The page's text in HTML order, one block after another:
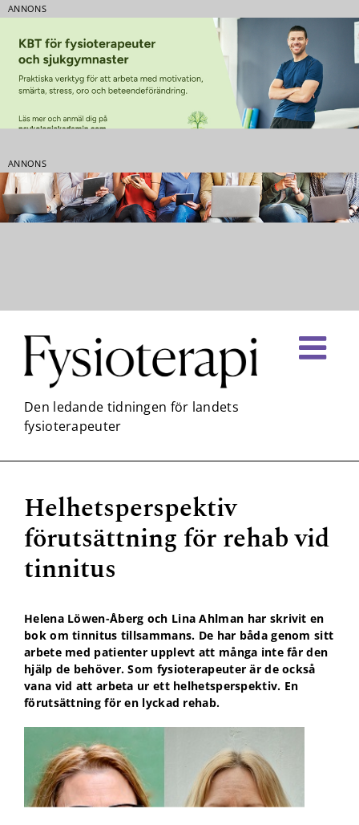
ANNONS
ANNONS
innehållet
Helhetsperspektiv
förutsättning för rehab vid
tinnitus
Helena Löwen-Åberg och Lina Ahlman har skrivit en
bok om tinnitus tillsammans. De har båda genom sitt
arbete med patienter upplevt att många inte får den
hjälp de behöver. Som fysioterapeuter är de också
vana vid att arbeta ur ett helhetsperspektiv. En
förutsättning för en lyckad rehab.
Nödvändiga
Dessa kakor
går inte att
välja bort. De
behövs för
taget ska
fungera.
Statistik
För att vi ska
hemsidans
funktionalitet
och
uppbyggnad,
baserat på